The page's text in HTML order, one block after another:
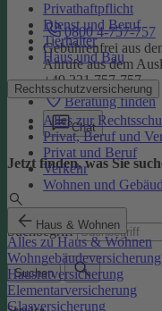
Privathaftpflicht
Dienst und Beruf
Tierhalter
Haus und Bau
Rechtsschutzversicherung
Alles zur
Privat, Beruf und
Privat und Beruf
Verkehr
Wohnen und
Haus & Wohnen
Alles zu Haus & Wohnen
Wohngebäudeversicherung
Hausratversicherung
Elementarversicherung
Glasversicherung
0800 4-757-757
Gebührenfrei aus
Anrufe aus dem
+49 221 757-757
Beratung finden
Chat
Jetzt finden, was Sie
Suchbegriff
Suchen